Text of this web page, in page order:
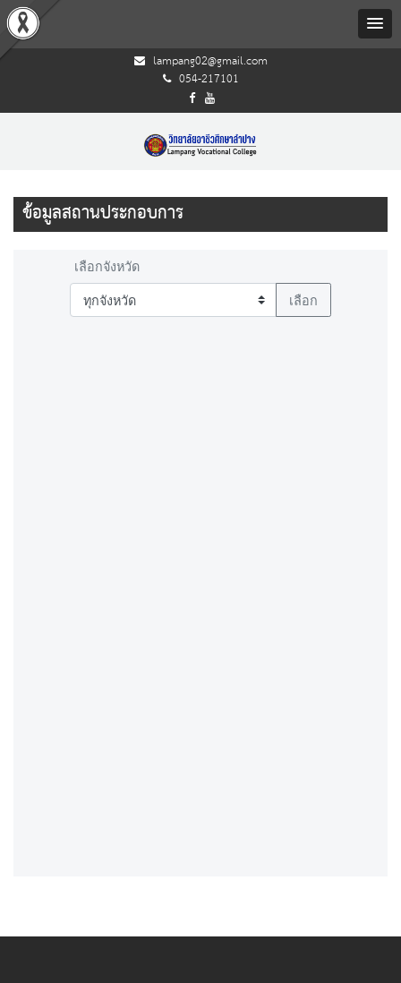
lampang02@gmail.com
054-217101
ข้อมูลสถานประกอบการ